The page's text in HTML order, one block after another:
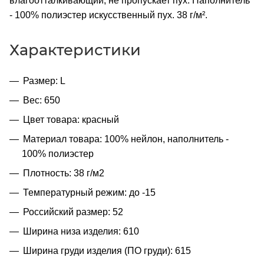
- 100% полиэстер искусственный пух. 38 г/м².
Характеристики
Размер: L
Вес: 650
Цвет товара: красный
Материал товара: 100% нейлон, наполнитель -
100% полиэстер
Плотность: 38 г/м2
Температурный режим: до -15
Российский размер: 52
Ширина низа изделия: 610
Ширина груди изделия (ПО груди): 615